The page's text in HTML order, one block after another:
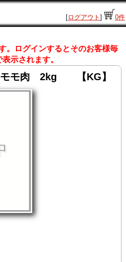
[ログアウト ] 0件
。ログインするとそのお客様毎
示されます。
モモ肉 2kg 【KG】